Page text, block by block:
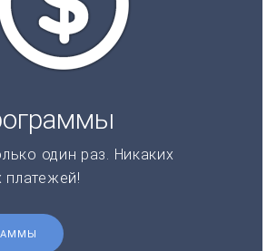
один раз. Никаких